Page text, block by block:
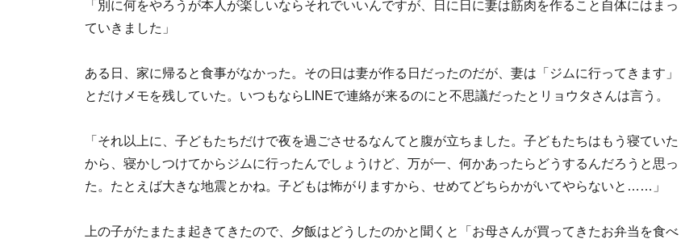
「別に何をやろうが本人が楽しいならそれでいいんですが、日に日に妻は筋肉を作ること自体にはまっ
ていきました」
ある日、家に帰ると食事がなかった。その日は妻が作る日だったのだが、妻は「ジムに行ってきます」
とだけメモを残していた。いつもならLINEで連絡が来るのにと不思議だったとリョウタさんは言う。
「それ以上に、子どもたちだけで夜を過ごさせるなんてと腹が立ちました。子どもたちはもう寝ていた
から、寝かしつけてからジムに行ったんでしょうけど、万が一、何かあったらどうするんだろうと思っ
た。たとえば大きな地震とかね。子どもは怖がりますから、せめてどちらかがいてやらないと……」
上の子がたまたま起きてきたので、夕飯はどうしたのかと聞くと「お母さんが買ってきたお弁当を食べ